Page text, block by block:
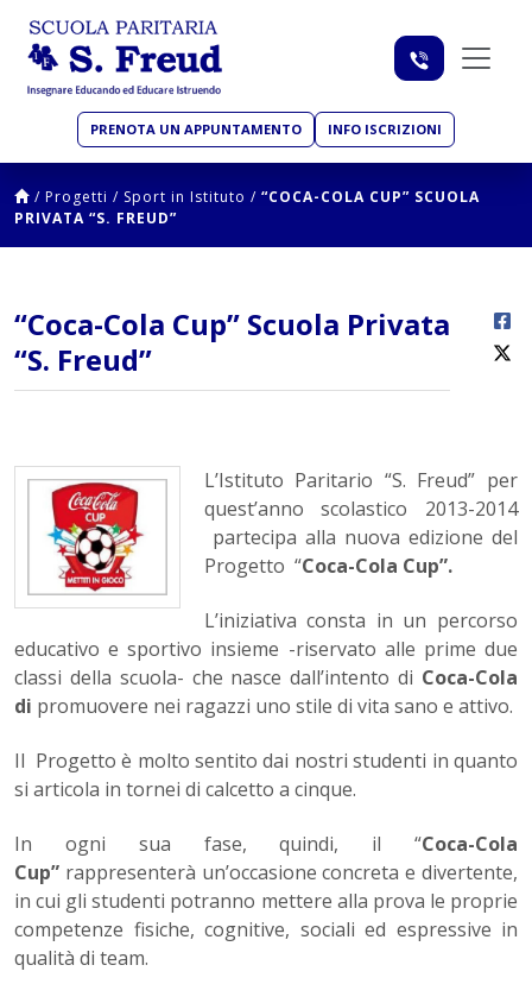
PRENOTA UN APPUNTAMENTO INFO ISCRIZIONI
/ Progetti / Sport in Istituto / “COCA-COLA CUP” SCUOLA
PRIVATA “S. FREUD”
“Coca-Cola Cup” Scuola Privata
“S. Freud”
L’Istituto Paritario “S. Freud” per
quest’anno scolastico 2013-2014
partecipa alla nuova edizione del
Progetto “Coca-Cola Cup”.
L’iniziativa consta in un percorso
educativo e sportivo insieme -riservato alle prime due
classi della scuola- che nasce dall’intento di Coca-Cola
di promuovere nei ragazzi uno stile di vita sano e attivo.
Il Progetto è molto sentito dai nostri studenti in quanto
si articola in tornei di calcetto a cinque.
In ogni sua fase, quindi, il “Coca-Cola
Cup” rappresenterà un’occasione concreta e divertente,
in cui gli studenti potranno mettere alla prova le proprie
competenze fisiche, cognitive, sociali ed espressive in
qualità di team.